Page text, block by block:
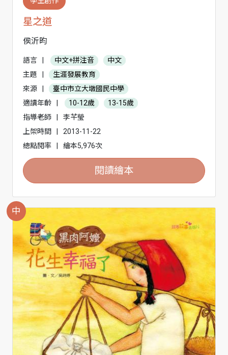
星之道
侯沂昀
語言 中文+拼注音
中文
主題
生涯發展教育
來源
臺中市立大墩國民中學
適讀年齡
10-12歲
13-15歲
指導老師
李芊瑩
上架時間
2013-11-22
總點閱率
繪本5,976次
閱讀繪本
中